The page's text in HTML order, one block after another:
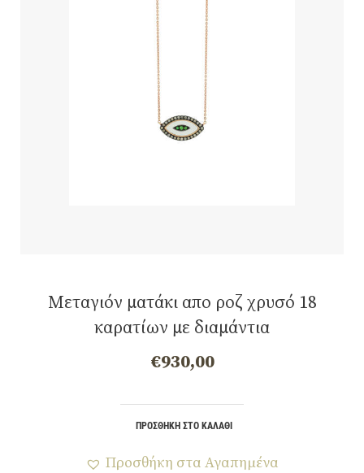
Μεταγιόν ματάκι απο ροζ χρυσό 18
καρατίων με διαμάντια
€930,00
ΠΡΟΣΘΉΚΗ ΣΤΟ ΚΑΛΆΘΙ
Προσθήκη στα Αγαπημένα